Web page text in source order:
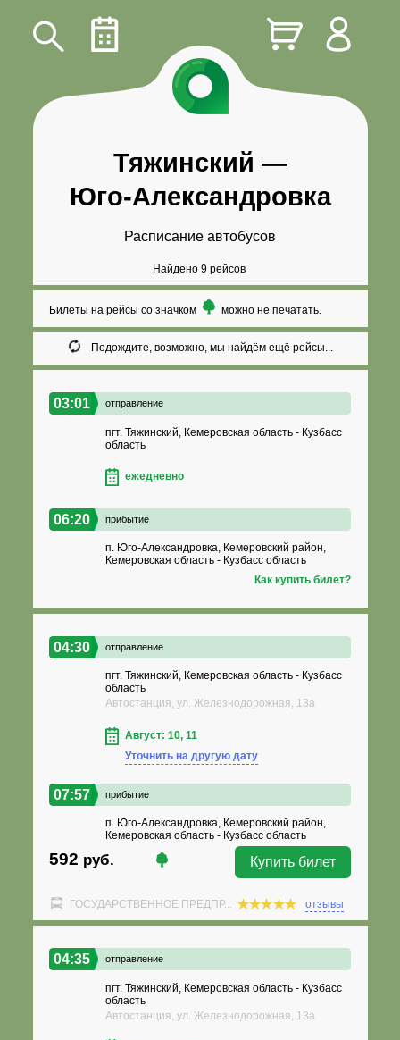
Тяжинский —
Юго-Александровка
Расписание автобусов
Найдено 9 рейсов
Билеты на рейсы со значком можно не печатать.
Подождите, возможно, мы найдём ещё рейсы...
03:01 отправление
пгт. Тяжинский, Кемеровская область - Кузбасс
область
ежедневно
06:20 прибытие
п. Юго-Александровка, Кемеровский район,
Кемеровская область - Кузбасс область
Как купить билет?
04:30 отправление
пгт. Тяжинский, Кемеровская область - Кузбасс
область
Автостанция, ул. Железнодорожная, 13а
Август: 10, 11
Уточнить на другую дату
07:57 прибытие
п. Юго-Александровка, Кемеровский район,
Кемеровская область - Кузбасс область
592 руб. Купить билет
ГОСУДАРСТВЕННОЕ ПРЕДПР... отзывы
04:35 отправление
пгт. Тяжинский, Кемеровская область - Кузбасс
область
Автостанция, ул. Железнодорожная, 13а